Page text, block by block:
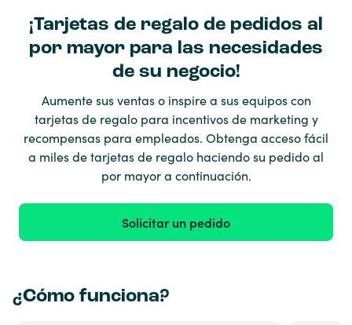
¡Tarjetas de regalo de pedidos al
por mayor para las necesidades
de su negocio!
Aumente sus ventas o inspire a sus equipos con
tarjetas de regalo para incentivos de marketing y
recompensas para empleados. Obtenga acceso fácil
a miles de tarjetas de regalo haciendo su pedido al
por mayor a continuación.
Solicitar un pedido
¿Cómo funciona?